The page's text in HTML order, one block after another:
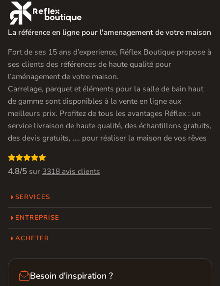

La référence en ligne pour l'amenagement de votre maison
Fort de ses 15 ans d’experience, Réflex Boutique propose à
ses clients des références de haute qualité pour
l’aménagement de votre maison.
Carrelage, parquet et éléments pour la salle de bain haut
de gamme sont disponibles à la vente en ligne aux
meilleurs prix. Profitez de tous les avantages Réflex : un
service livraison de haute qualité, des échantillons gratuits,
des devis gratuits, …. pour réaliser la maison de vos rêves

4.8/5 sur 3318 avis clients
SERVICES
ENTREPRISE
ACHETER
Besoin d'inspiration ?